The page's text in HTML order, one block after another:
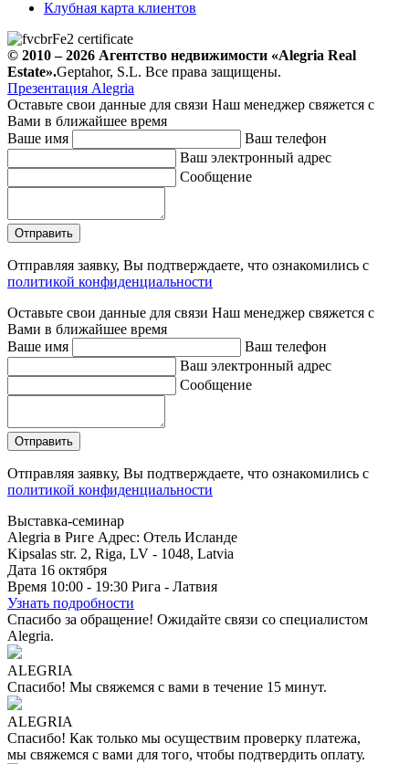
Клубная карта клиентов
© 2010 – 2026 Агентство недвижимости «Alegria Real
Estate».Geptahor, S.L. Все права защищены.
Презентация Alegria
Оставьте свои данные для связи Наш менеджер свяжется с
Вами в ближайшее время
Ваше имя
Ваш телефон
Ваш электронный адрес
Сообщение
Отправляя заявку, Вы подтверждаете, что ознакомились с
политикой конфиденциальности
Оставьте свои данные для связи Наш менеджер свяжется с
Вами в ближайшее время
Ваше имя
Ваш телефон
Ваш электронный адрес
Сообщение
Отправляя заявку, Вы подтверждаете, что ознакомились с
политикой конфиденциальности
Выставка-семинар
Alegria в Риге Адрес: Отель Исланде
Kipsalas str. 2, Riga, LV - 1048, Latvia
Дата 16 октября
Время 10:00 - 19:30 Рига - Латвия
Узнать подробности
Спасибо за обращение! Ожидайте связи со специалистом
Alegria.
ALEGRIA
Спасибо! Мы свяжемся с вами в течение 15 минут.
ALEGRIA
Спасибо! Как только мы осуществим проверку платежа,
мы свяжемся с вами для того, чтобы подтвердить оплату.